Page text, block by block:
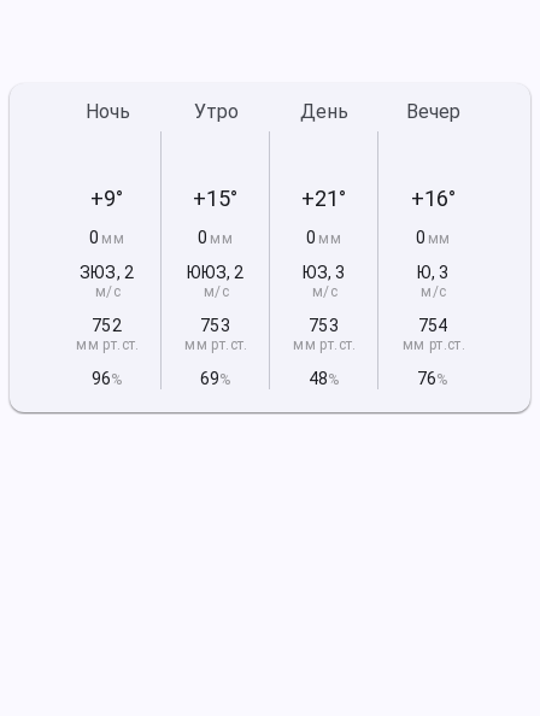
Ночь
+9°
0 мм
ЗЮЗ, 2
м/с
752
мм рт.ст.
96%
Утро
+15°
0 мм
ЮЮЗ, 2
м/с
753
мм рт.ст.
69%
День
+21°
0 мм
ЮЗ,3
м/с
753
мм рт.ст.
48%
Вечер
+16°
0 мм
Ю,3
м/с
754
мм рт.ст.
76%